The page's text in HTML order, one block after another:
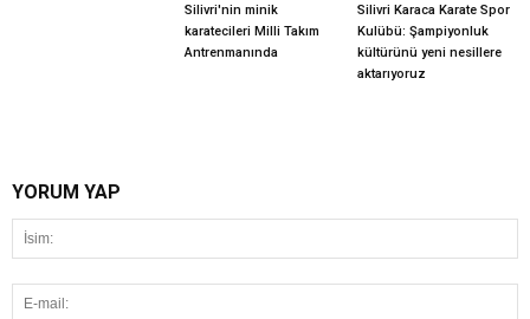
Silivri'nin minik
karatecileri Milli Takım
Antrenmanında
Silivri Karaca Karate Spor
Kulübü: Şampiyonluk
kültürünü yeni nesillere
aktarıyoruz
YORUM YAP